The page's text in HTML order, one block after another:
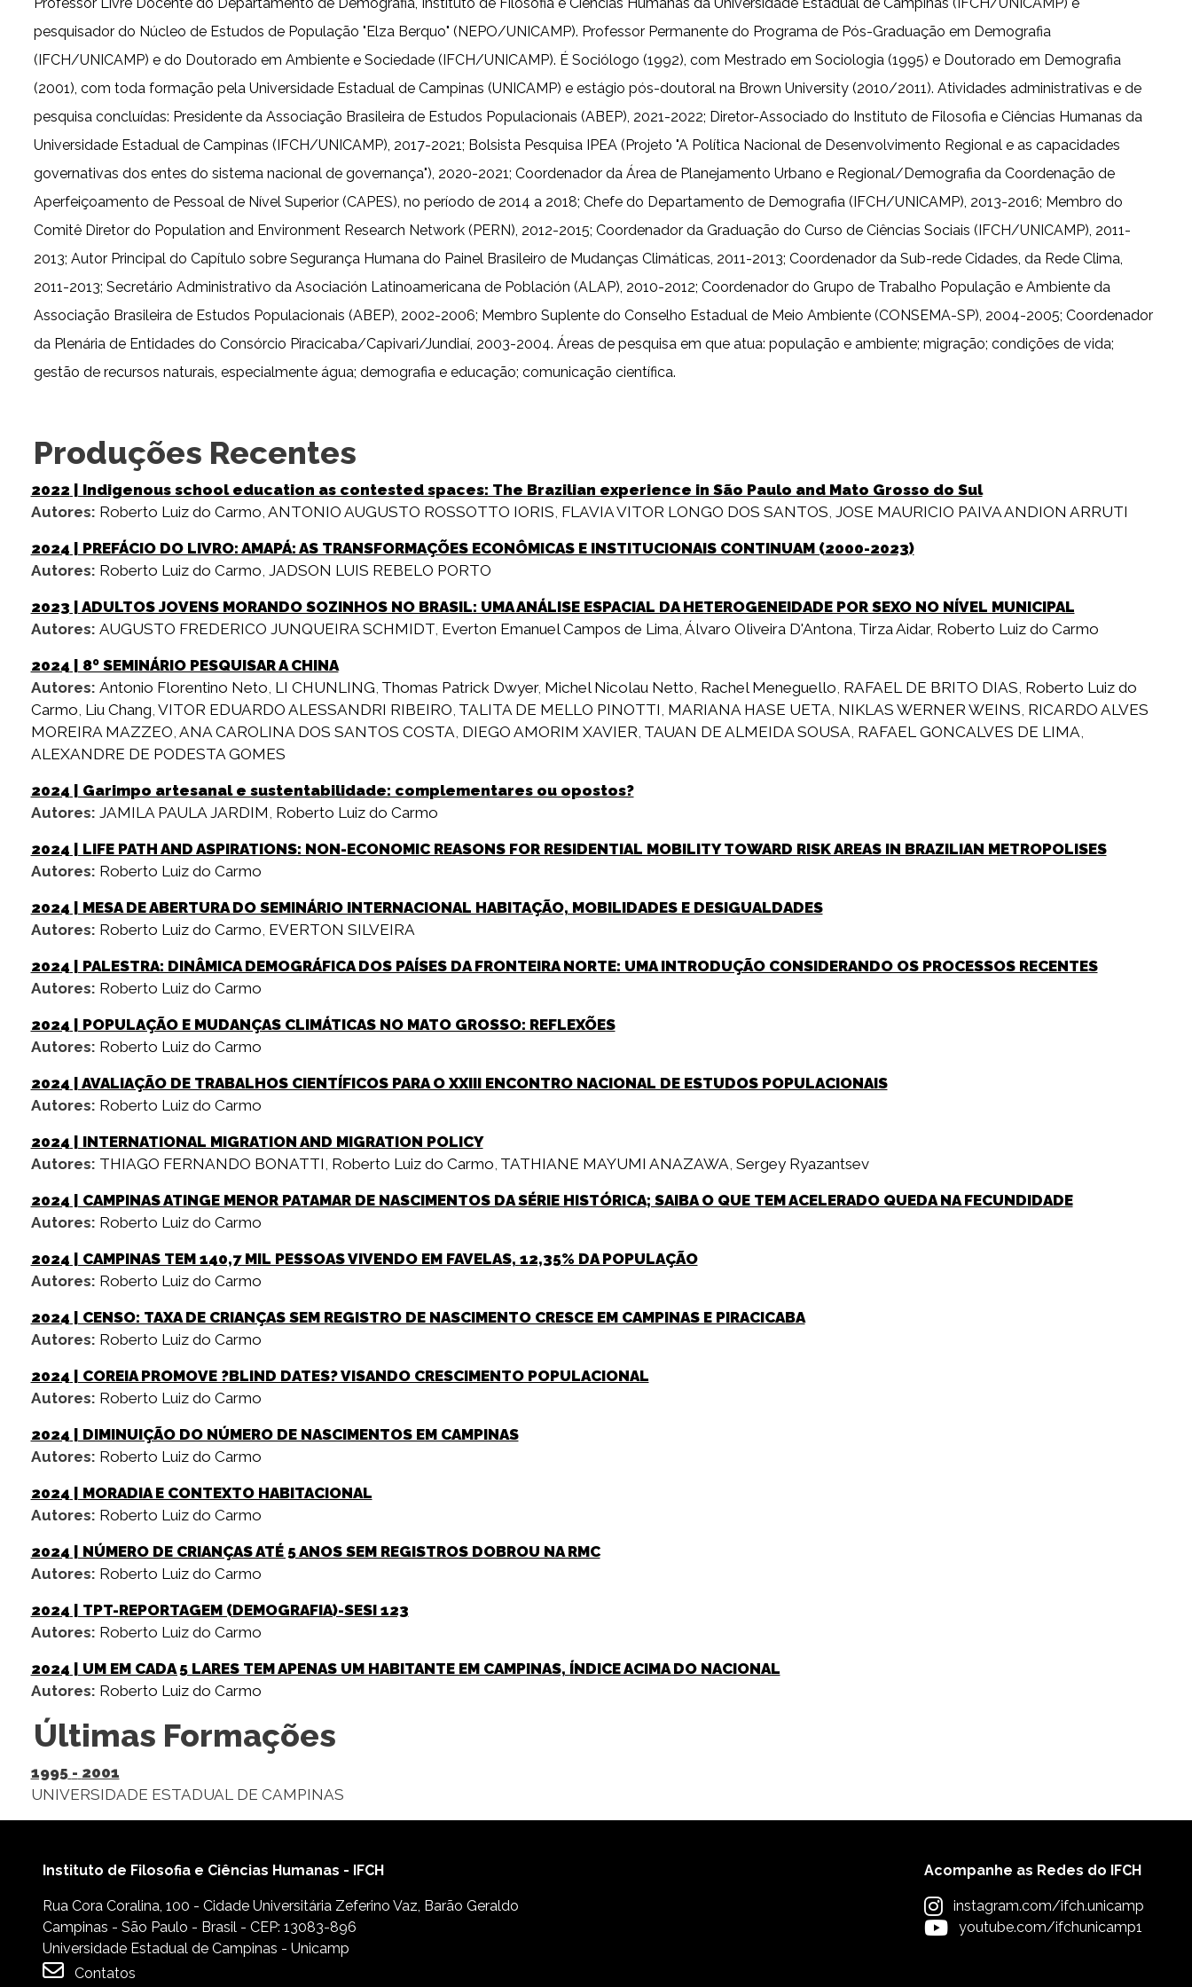
Professor Livre Docente do Departamento de Demografia, Instituto de Filosofia e Ciências Humanas da Universidade Estadual de Campinas (IFCH/UNICAMP) e
pesquisador do Núcleo de Estudos de População "Elza Berquo" (NEPO/UNICAMP). Professor Permanente do Programa de Pós-Graduação em Demografia
(IFCH/UNICAMP) e do Doutorado em Ambiente e Sociedade (IFCH/UNICAMP). É Sociólogo (1992), com Mestrado em Sociologia (1995) e Doutorado em Demografia
(2001), com toda formação pela Universidade Estadual de Campinas (UNICAMP) e estágio pós-doutoral na Brown University (2010/2011). Atividades administrativas e de
pesquisa concluídas: Presidente da Associação Brasileira de Estudos Populacionais (ABEP), 2021-2022; Diretor-Associado do Instituto de Filosofia e Ciências Humanas da
Universidade Estadual de Campinas (IFCH/UNICAMP), 2017-2021; Bolsista Pesquisa IPEA (Projeto "A Política Nacional de Desenvolvimento Regional e as capacidades
governativas dos entes do sistema nacional de governança"), 2020-2021; Coordenador da Área de Planejamento Urbano e Regional/Demografia da Coordenação de
Aperfeiçoamento de Pessoal de Nível Superior (CAPES), no período de 2014 a 2018; Chefe do Departamento de Demografia (IFCH/UNICAMP), 2013-2016; Membro do
Comitê Diretor do Population and Environment Research Network (PERN), 2012-2015; Coordenador da Graduação do Curso de Ciências Sociais (IFCH/UNICAMP), 2011-
2013; Autor Principal do Capítulo sobre Segurança Humana do Painel Brasileiro de Mudanças Climáticas, 2011-2013; Coordenador da Sub-rede Cidades, da Rede Clima,
2011-2013; Secretário Administrativo da Asociación Latinoamericana de Población (ALAP), 2010-2012; Coordenador do Grupo de Trabalho População e Ambiente da
Associação Brasileira de Estudos Populacionais (ABEP), 2002-2006; Membro Suplente do Conselho Estadual de Meio Ambiente (CONSEMA-SP), 2004-2005; Coordenador
da Plenária de Entidades do Consórcio Piracicaba/Capivari/Jundiaí, 2003-2004. Áreas de pesquisa em que atua: população e ambiente; migração; condições de vida;
gestão de recursos naturais, especialmente água; demografia e educação; comunicação científica.
Produções Recentes
2022 | Indigenous school education as contested spaces: The Brazilian experience in São Paulo and Mato Grosso do Sul
Autores: Roberto Luiz do Carmo, ANTONIO AUGUSTO ROSSOTTO IORIS, FLAVIA VITOR LONGO DOS SANTOS, JOSE MAURICIO PAIVA ANDION ARRUTI
2024 | PREFÁCIO DO LIVRO: AMAPÁ: AS TRANSFORMAÇÕES ECONÔMICAS E INSTITUCIONAIS CONTINUAM (2000-2023)
Autores: Roberto Luiz do Carmo, JADSON LUIS REBELO PORTO
2023 | ADULTOS JOVENS MORANDO SOZINHOS NO BRASIL: UMA ANÁLISE ESPACIAL DA HETEROGENEIDADE POR SEXO NO NÍVEL MUNICIPAL
Autores: AUGUSTO FREDERICO JUNQUEIRA SCHMIDT, Everton Emanuel Campos de Lima, Álvaro Oliveira D'Antona, Tirza Aidar, Roberto Luiz do Carmo
2024 | 8º SEMINÁRIO PESQUISAR A CHINA
Autores: Antonio Florentino Neto, LI CHUNLING, Thomas Patrick Dwyer, Michel Nicolau Netto, Rachel Meneguello, RAFAEL DE BRITO DIAS, Roberto Luiz do
Carmo, Liu Chang, VITOR EDUARDO ALESSANDRI RIBEIRO, TALITA DE MELLO PINOTTI, MARIANA HASE UETA, NIKLAS WERNER WEINS, RICARDO ALVES
MOREIRA MAZZEO, ANA CAROLINA DOS SANTOS COSTA, DIEGO AMORIM XAVIER, TAUAN DE ALMEIDA SOUSA, RAFAEL GONCALVES DE LIMA,
ALEXANDRE DE PODESTA GOMES
2024 | Garimpo artesanal e sustentabilidade: complementares ou opostos?
Autores: JAMILA PAULA JARDIM, Roberto Luiz do Carmo
2024 | LIFE PATH AND ASPIRATIONS: NON-ECONOMIC REASONS FOR RESIDENTIAL MOBILITY TOWARD RISK AREAS IN BRAZILIAN METROPOLISES
Autores: Roberto Luiz do Carmo
2024 | MESA DE ABERTURA DO SEMINÁRIO INTERNACIONAL HABITAÇÃO, MOBILIDADES E DESIGUALDADES
Autores: Roberto Luiz do Carmo, EVERTON SILVEIRA
2024 | PALESTRA: DINÂMICA DEMOGRÁFICA DOS PAÍSES DA FRONTEIRA NORTE: UMA INTRODUÇÃO CONSIDERANDO OS PROCESSOS RECENTES
Autores: Roberto Luiz do Carmo
2024 | POPULAÇÃO E MUDANÇAS CLIMÁTICAS NO MATO GROSSO: REFLEXÕES
Autores: Roberto Luiz do Carmo
2024 | AVALIAÇÃO DE TRABALHOS CIENTÍFICOS PARA O XXIII ENCONTRO NACIONAL DE ESTUDOS POPULACIONAIS
Autores: Roberto Luiz do Carmo
2024 | INTERNATIONAL MIGRATION AND MIGRATION POLICY
Autores: THIAGO FERNANDO BONATTI, Roberto Luiz do Carmo, TATHIANE MAYUMI ANAZAWA, Sergey Ryazantsev
2024 | CAMPINAS ATINGE MENOR PATAMAR DE NASCIMENTOS DA SÉRIE HISTÓRICA; SAIBA O QUE TEM ACELERADO QUEDA NA FECUNDIDADE
Autores: Roberto Luiz do Carmo
2024 | CAMPINAS TEM 140,7 MIL PESSOAS VIVENDO EM FAVELAS, 12,35% DA POPULAÇÃO
Autores: Roberto Luiz do Carmo
2024 | CENSO: TAXA DE CRIANÇAS SEM REGISTRO DE NASCIMENTO CRESCE EM CAMPINAS E PIRACICABA
Autores: Roberto Luiz do Carmo
2024 | COREIA PROMOVE ?BLIND DATES? VISANDO CRESCIMENTO POPULACIONAL
Autores: Roberto Luiz do Carmo
2024 | DIMINUIÇÃO DO NÚMERO DE NASCIMENTOS EM CAMPINAS
Autores: Roberto Luiz do Carmo
2024 | MORADIA E CONTEXTO HABITACIONAL
Autores: Roberto Luiz do Carmo
2024 | NÚMERO DE CRIANÇAS ATÉ 5 ANOS SEM REGISTROS DOBROU NA RMC
Autores: Roberto Luiz do Carmo
2024 | TPT-REPORTAGEM (DEMOGRAFIA)-SESI 123
Autores: Roberto Luiz do Carmo
2024 | UM EM CADA 5 LARES TEM APENAS UM HABITANTE EM CAMPINAS, ÍNDICE ACIMA DO NACIONAL
Autores: Roberto Luiz do Carmo
Últimas Formações
1995 - 2001
UNIVERSIDADE ESTADUAL DE CAMPINAS
Instituto de Filosofia e Ciências Humanas - IFCH
Rua Cora Coralina, 100 - Cidade Universitária Zeferino Vaz, Barão Geraldo
Campinas - São Paulo - Brasil - CEP: 13083-896
Universidade Estadual de Campinas - Unicamp
Contatos
Acompanhe as Redes do IFCH
instagram.com/ifch.unicamp
youtube.com/ifchunicamp1